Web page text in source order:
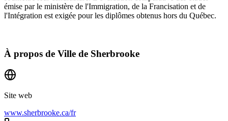
émise par le ministère de l'Immigration, de la Francisation et de
l'Intégration est exigée pour les diplômes obtenus hors du Québec.
À propos de Ville de Sherbrooke
Site web
www.sherbrooke.ca/fr